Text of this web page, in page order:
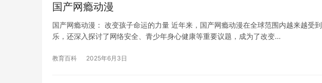
国产网瘾动漫
国产网瘾动漫： 改变孩子命运的力量 近年来，国产网瘾动漫在全球范围内越来越受
乐，还深入探讨了网络安全、青少年身心健康等重要议题，成为了改变…
教育百科 2025年6月3日